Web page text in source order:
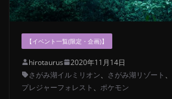
【イベント一覧(限定・企画)】
hirotaurus
2020年11月14日
さがみ湖イルミリオン、 さがみ湖リゾート 、
プレジャーフォレスト 、 ポケモン